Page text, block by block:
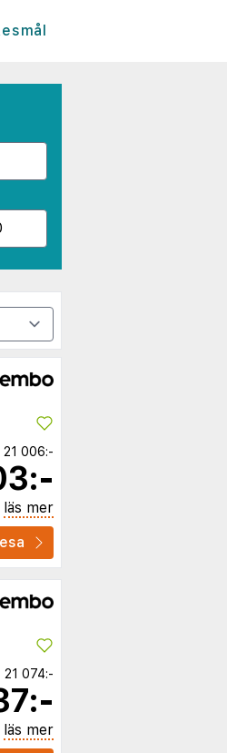
21 006:-
läs mer
21 074:-
läs mer